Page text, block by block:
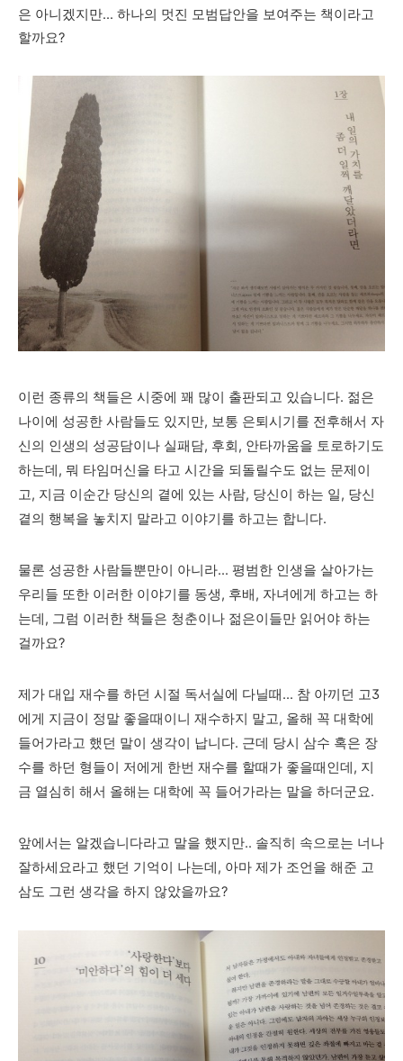
은 아니겠지만... 하나의 멋진 모범답안을 보여주는 책이라고
할까요?
이런 종류의 책들은 시중에 꽤 많이 출판되고 있습니다. 젊은
나이에 성공한 사람들도 있지만, 보통 은퇴시기를 전후해서 자
신의 인생의 성공담이나 실패담, 후회, 안타까움을 토로하기도
하는데, 뭐 타임머신을 타고 시간을 되돌릴수도 없는 문제이
고, 지금 이순간 당신의 곁에 있는 사람, 당신이 하는 일, 당신
곁의 행복을 놓치지 말라고 이야기를 하고는 합니다.
물론 성공한 사람들뿐만이 아니라... 평범한 인생을 살아가는
우리들 또한 이러한 이야기를 동생, 후배, 자녀에게 하고는 하
는데, 그럼 이러한 책들은 청춘이나 젊은이들만 읽어야 하는
걸까요?
제가 대입 재수를 하던 시절 독서실에 다닐때... 참 아끼던 고3
에게 지금이 정말 좋을때이니 재수하지 말고, 올해 꼭 대학에
들어가라고 했던 말이 생각이 납니다. 근데 당시 삼수 혹은 장
수를 하던 형들이 저에게 한번 재수를 할때가 좋을때인데, 지
금 열심히 해서 올해는 대학에 꼭 들어가라는 말을 하더군요.
앞에서는 알겠습니다라고 말을 했지만.. 솔직히 속으로는 너나
잘하세요라고 했던 기억이 나는데, 아마 제가 조언을 해준 고
삼도 그런 생각을 하지 않았을까요?